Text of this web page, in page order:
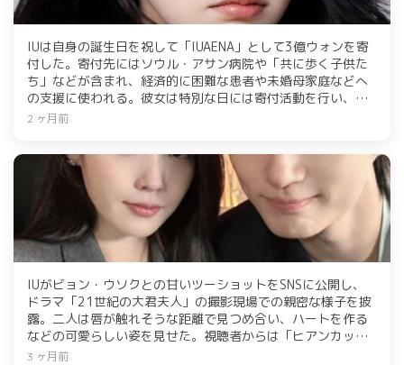
IUは自身の誕生日を祝して「IUAENA」として3億ウォンを寄
付した。寄付先にはソウル・アサン病院や「共に歩く子供た
ち」などが含まれ、経済的に困難な患者や未婚母家庭などへ
の支援に使われる。彼女は特別な日には寄付活動を行い、善
行が話題に。
2 ヶ月前
IUがビョン・ウソクとの甘いツーショットをSNSに公開し、
ドラマ「21世紀の大君夫人」の撮影現場での親密な様子を披
露。二人は唇が触れそうな距離で見つめ合い、ハートを作る
などの可愛らしい姿を見せた。視聴者からは「ヒアンカップ
ル」のロマンスに対する熱い反応が寄せられ、次回の放送が
3 ヶ月前